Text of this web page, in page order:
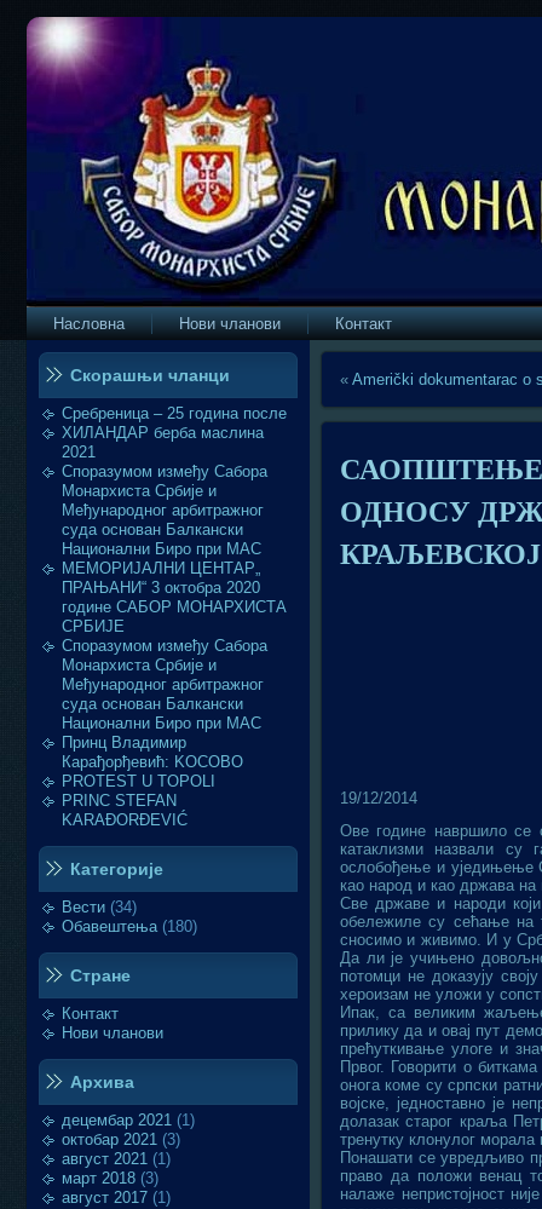
Насловна Нови чланови Контакт
Скорашњи чланци
Сребреница – 25 година после
ХИЛАНДАР берба маслина
2021
Споразумом између Сабора
Монархиста Србије и
Међународног арбитражног
суда основан Балкански
Национални Биро при МАС
МЕМОРИЈАЛНИ ЦЕНТАР„
ПРАЊАНИ“ 3 октобра 2020
године САБОР МОНАРХИСТА
СРБИЈЕ
Споразумом између Сабора
Монархиста Србије и
Међународног арбитражног
суда основан Балкански
Национални Биро при МАС
Принц Владимир
Карађорђевић: KOСОВО
PROTEST U TOPOLI
PRINC STEFAN
KARAĐORĐEVIĆ
Категорије
Вести (34)
Обавештења(180)
Стране
Контакт
Нови чланови
Архива
децембар 2021 (1)
октобар 2021 (3)
август 2021 (1)
март 2018 (3)
август 2017 (1)
« Američki dokumentarac o
САОПШТЕЊЕ
ОДНОСУ
19/12/2014
Ове године навршило се
катаклизми назвали
ослобођење и уједињење
као народ и као држава на
Све државе и народи
обележиле су сећање на
сносимо и живимо. И у
Да ли је учињено
потомци не доказују
хероизам не уложи у
Ипак, са великим
прилику да и овај пут
прећуткивање улоге и
Првог. Говорити о
онога коме су српски
војске, једноставно је
долазак старог краља
тренутку клонулог морала
Понашати се увредљиво
право да положи венац
налаже непристојност